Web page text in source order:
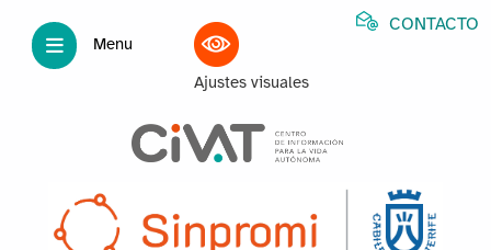
Menu
Ajustes visuales
CONTACTO